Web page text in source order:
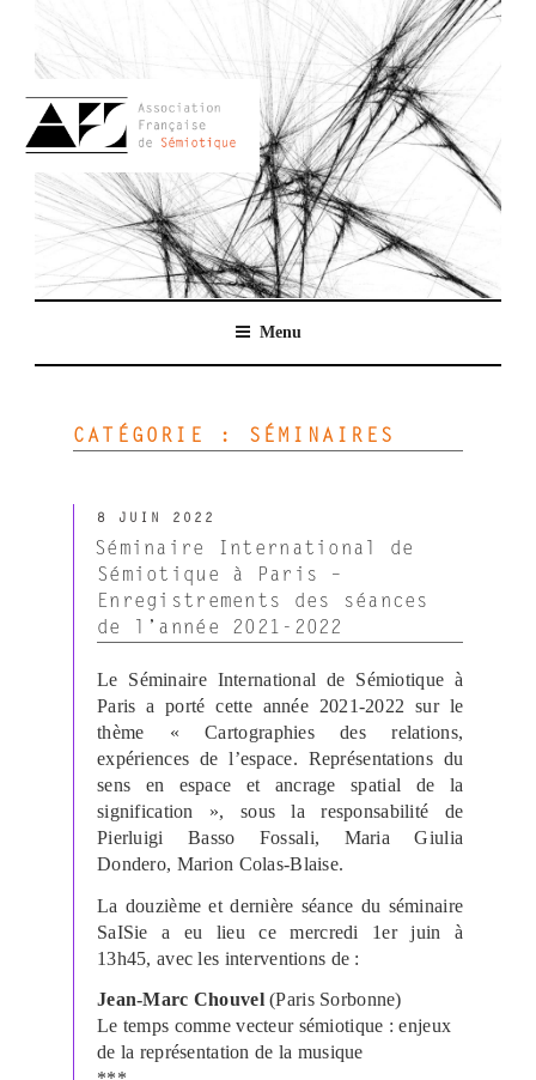
contenu
AFSEMIO.FR
Menu
CATÉGORIE : SÉMINAIRES
PUBLIÉ
LE
8 JUIN 2022
Séminaire International de
Sémiotique à Paris –
Enregistrements des séances
de l’année 2021-2022
Le Séminaire International de Sémiotique à
Paris a porté cette année 2021-2022 sur le
thème « Cartographies des relations,
expériences de l’espace. Représentations du
sens en espace et ancrage spatial de la
signification », sous la responsabilité de
Pierluigi Basso Fossali, Maria Giulia
Dondero, Marion Colas-Blaise.
La douzième et dernière séance du séminaire
SaISie a eu lieu ce mercredi 1er juin à
13h45, avec les interventions de :
Jean-Marc Chouvel(Paris Sorbonne)
Le temps comme vecteur sémiotique : enjeux
de la représentation de la musique